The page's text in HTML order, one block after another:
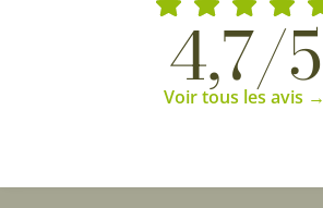
4,7/5
Voir tous les avis →